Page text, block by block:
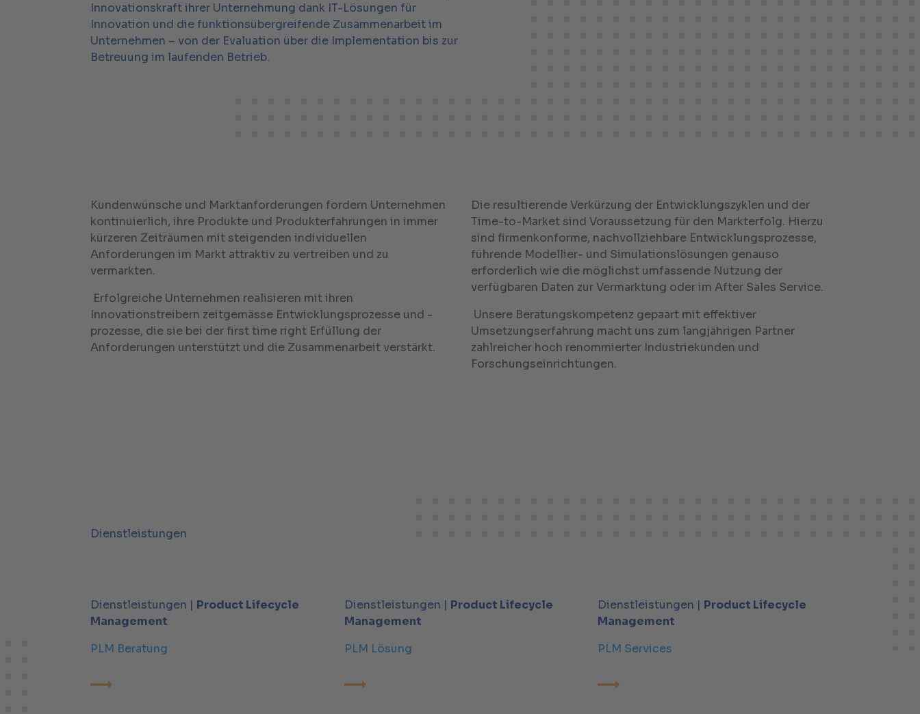
Innovationskraft ihrer Unternehmung dank IT-Lösungen für
Innovation und die funktionsübergreifende Zusammenarbeit im
Unternehmen – von der Evaluation über die Implementation bis zur
Betreuung im laufenden Betrieb.
Kundenwünsche und Marktanforderungen fordern Unternehmen
kontinuierlich, ihre Produkte und Produkterfahrungen in immer
kürzeren Zeiträumen mit steigenden individuellen
Anforderungen im Markt attraktiv zu vertreiben und zu
vermarkten.
Erfolgreiche Unternehmen realisieren mit ihren
Innovationstreibern zeitgemässe Entwicklungsprozesse und -
prozesse, die sie bei der first time right Erfüllung der
Anforderungen unterstützt und die Zusammenarbeit verstärkt.
Die resultierende Verkürzung der Entwicklungszyklen und der
Time-to-Market sind Voraussetzung für den Markterfolg. Hierzu
sind firmenkonforme, nachvollziehbare Entwicklungsprozesse,
führende Modellier- und Simulationslösungen genauso
erforderlich wie die möglichst umfassende Nutzung der
verfügbaren Daten zur Vermarktung oder im After Sales Service.
Unsere Beratungskompetenz gepaart mit effektiver
Umsetzungserfahrung macht uns zum langjährigen Partner
zahlreicher hoch renommierter Industriekunden und
Forschungseinrichtungen.
Dienstleistungen
Dienstleistungen | Product Lifecycle
Management
PLM Beratung
Dienstleistungen | Product Lifecycle
Management
PLM Lösung
Dienstleistungen | Product Lifecycle
Management
PLM Services